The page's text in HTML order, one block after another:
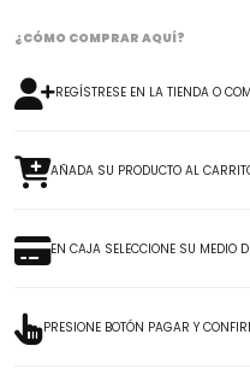
¿CÓMO COMPRAR AQUÍ?
REGÍSTRESE EN LA TIENDA O
AÑADA SU PRODUCTO AL
EN CAJA SELECCIONE SU MEDIO
PRESIONE BOTÓN PAGAR Y